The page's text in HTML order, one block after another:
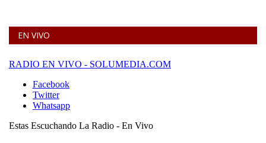
EN VIVO